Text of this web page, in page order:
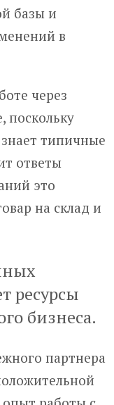
базы и
в
через
поскольку
типичные
ответы
это
на склад и
ресурсы
бизнеса.
партнера